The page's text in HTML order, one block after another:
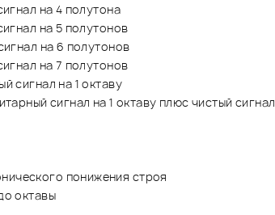
на 4 полутона
на 5 полутонов
на 6 полутонов
на 7 полутонов
сигнал на 1 октаву
сигнал на 1 октаву плюс чистый сигнал
понижения строя
октавы